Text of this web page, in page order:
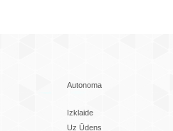
Autonoma
Izklaide
Uz Ūdens